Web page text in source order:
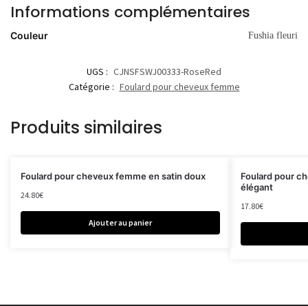
Informations complémentaires
Couleur Fushia fleuri
UGS : CJNSFSWJ00333-RoseRed
Catégorie : Foulard pour cheveux femme
Produits similaires
Foulard pour cheveux femme en satin doux
24.80€
Ajouter au panier
Foulard pour
élégant
17.80€